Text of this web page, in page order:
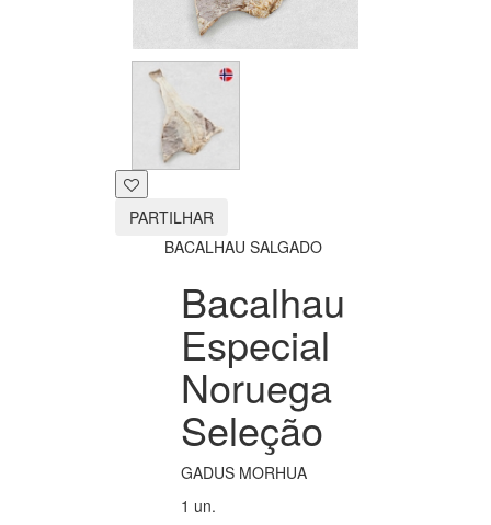
PARTILHAR
BACALHAU SALGADO
Bacalhau
Especial
Noruega
Seleção
GADUS MORHUA
1 un.